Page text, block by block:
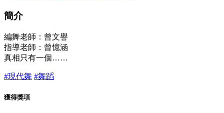
簡介
編舞老師：曾文譽
指導老師：曾憶涵
真相只有一個……
#現代舞 #舞蹈
獲得獎項